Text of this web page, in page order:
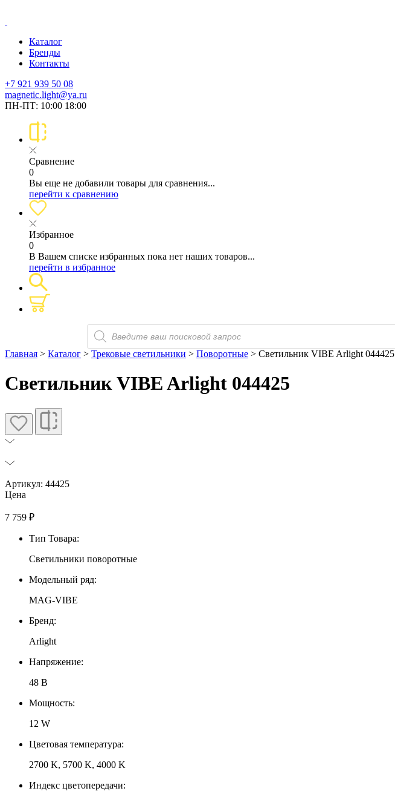
Каталог
Бренды
Контакты
+7 921 939 50 08
magnetic.light@ya.ru
ПН-ПТ: 10:00 18:00
Сравнение
0
Вы еще не добавили товары для сравнения...
перейти к сравнению
Избранное
0
В Вашем списке избранных пока нет наших товаров...
перейти в избранное
Поиск
товаров
Главная > Каталог > Трековые светильники > Поворотные > Светильник VIBE Arlight 044425
Светильник VIBE Arlight 044425
Артикул: 44425
Цена
7 759 ₽
Тип Товара:
Светильники поворотные
Модельный ряд:
MAG-VIBE
Бренд:
Arlight
Напряжение:
48 В
Мощность:
12 W
Цветовая температура:
2700 K, 5700 K, 4000 K
Индекс цветопередачи: